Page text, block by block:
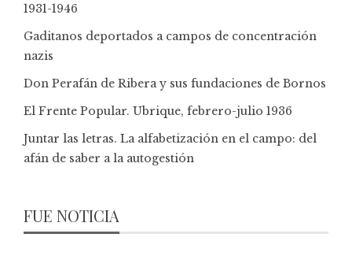
1931-1946
Gaditanos deportados a campos de concentración
nazis
Don Perafán de Ribera y sus fundaciones de Bornos
El Frente Popular. Ubrique, febrero-julio 1936
Juntar las letras. La alfabetización en el campo: del
afán de saber a la autogestión
FUE NOTICIA